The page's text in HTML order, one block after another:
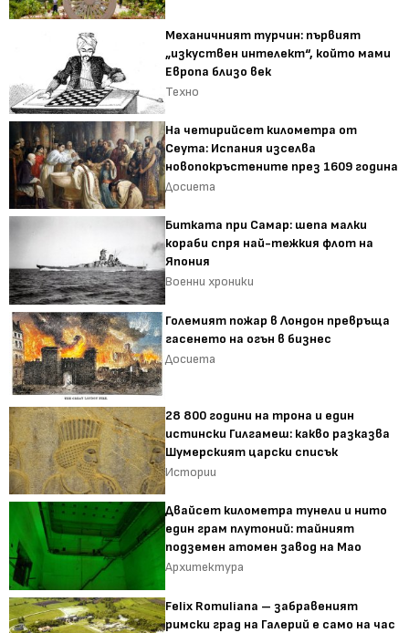
Механичният турчин: първият
„изкуствен интелект“, който мами
Европа близо век
Техно
На четирийсет километра от
Сеута: Испания изселва
новопокръстените през 1609 година
Досиета
Битката при Самар: шепа малки
кораби спря най-тежкия флот на
Япония
Военни хроники
Големият пожар в Лондон превръща
гасенето на огън в бизнес
Досиета
28 800 години на трона и един
истински Гилгамеш: какво разказва
Шумерският царски списък
Истории
Двайсет километра тунели и нито
един грам плутоний: тайният
подземен атомен завод на Мао
Архитектура
Felix Romuliana – забравеният
римски град на Галерий е само на час